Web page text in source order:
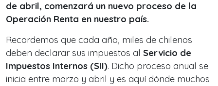
de abril, comenzará un nuevo proceso de la
Operación Renta en nuestro país.
Recordemos que cada año, miles de chilenos
deben declarar sus impuestos al Servicio de
Impuestos Internos (SII). Dicho proceso anual se
inicia entre marzo y abril y es aquí dónde muchos